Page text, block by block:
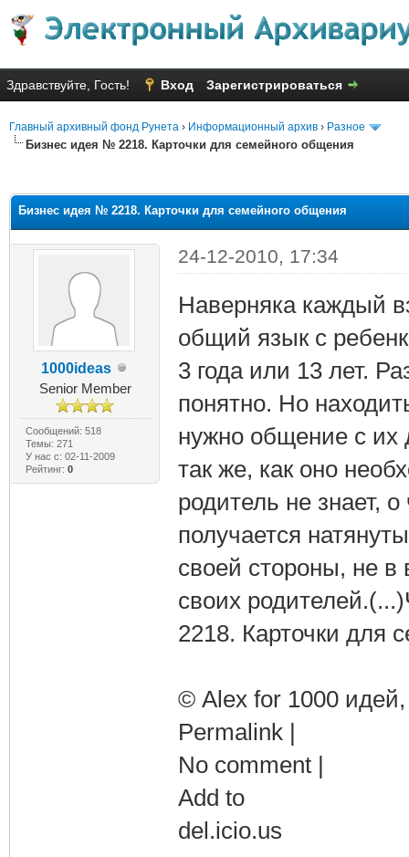
Здравствуйте, Гость! Вход Зарегистрироваться
Главный архивный фонд Рунета › Информационный архив › Разное
Бизнес идея № 2218. Карточки для семейного общения
Бизнес идея № 2218. Карточки для семейного общения
1000ideas
Senior Member
Сообщений: 518
Темы: 271
У нас с: 02-11-2009
Рейтинг: 0
24-12-2010, 17:34
Наверняка каждый
общий язык с
3 года или 13 лет.
понятно. Но
нужно общение с их
так же, как оно
родитель не знает,
получается
своей стороны, не в
своих
2218. Карточки для
© Alex for 1000
Permalink |
No comment |
Add to
del.icio.us